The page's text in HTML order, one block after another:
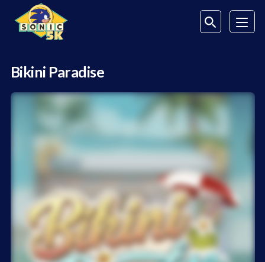
Bikini Paradise
Jogue de verdade no Bikini Paradise